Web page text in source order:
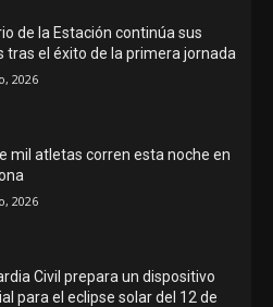
de la Estación continúa sus
tras el éxito de la primera jornada
2026
mil atletas corren esta noche en
2026
Civil prepara un dispositivo
para el eclipse solar del 12 de